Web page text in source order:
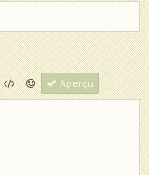
Aperçu